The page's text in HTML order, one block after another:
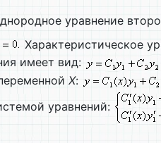
уравнение
Характеристическое
имеет вид:
Х:
уравнений: